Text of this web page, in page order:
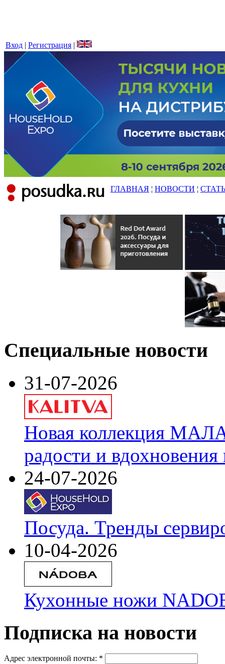
Вход | Регистрация |
ГЛАВНАЯ ¦ НОВОСТИ ¦
Специальные новости
31-07-2026
Новая коллекция
радости и
24-07-2026
Посуда. Тренды
10-04-2026
Кухонные ножи
Подписка на новости
Адрес электронной почты: *